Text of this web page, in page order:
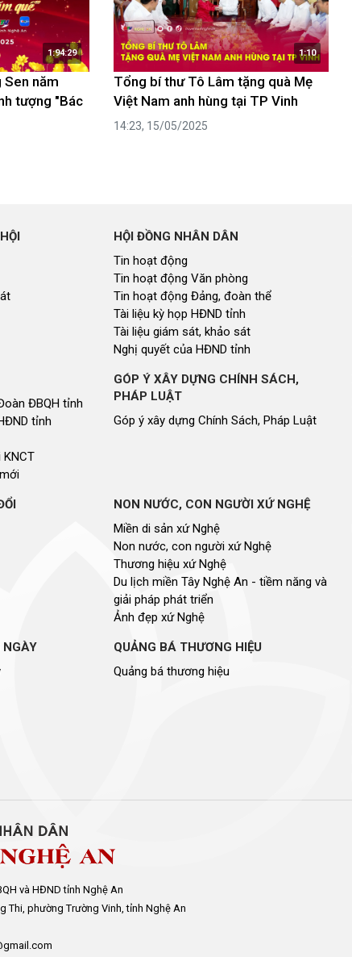
1:94:29
Sen năm
tượng "Bác
1:10
Tổng bí thư Tô Lâm tặng quà Mẹ
Việt Nam anh hùng tại TP Vinh
14:23, 15/05/2025
HỘI ĐỒNG NHÂN DÂN
Tin hoạt động
Tin hoạt động Văn phòng
Tin hoạt động Đảng, đoàn thể
Tài liệu kỳ họp HĐND tỉnh
Tài liệu giám sát, khảo sát
Nghị quyết của HĐND tỉnh
ĐBQH tỉnh
tỉnh
GÓP Ý XÂY DỰNG CHÍNH SÁCH,
PHÁP LUẬT
Góp ý xây dựng Chính Sách, Pháp Luật
NON NƯỚC, CON NGƯỜI XỨ NGHỆ
Miền di sản xứ Nghệ
Non nước, con người xứ Nghệ
Thương hiệu xứ Nghệ
Du lịch miền Tây Nghệ An - tiềm năng và
giải pháp phát triển
Ảnh đẹp xứ Nghệ
NGÀY
QUẢNG BÁ THƯƠNG HIỆU
Quảng bá thương hiệu
và HĐND tỉnh Nghệ An
Thi, phường Trường Vinh, tỉnh Nghệ An